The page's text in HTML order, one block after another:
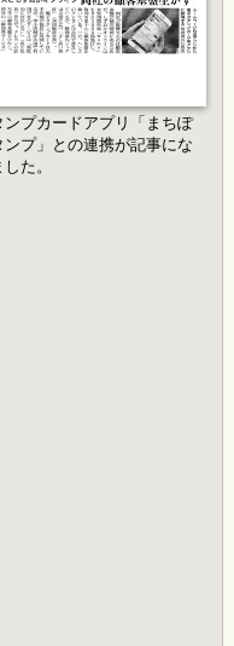
ンプカードアプリ「まちぽ
ンプ」との連携が記事にな
た。